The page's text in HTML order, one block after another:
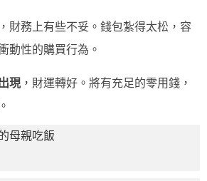
，財務上有些不妥。錢包紮得太松，容
動性的購買行為。
現 ，財運轉好。將有充足的零用錢，
母親吃飯